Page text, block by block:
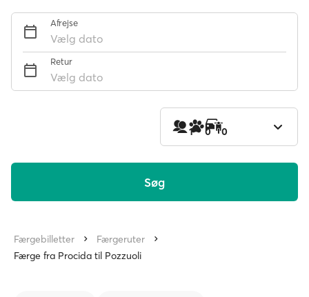
Afrejse
Vælg dato
Retur
Vælg dato
1 0 0
Søg
Færgebilletter
Færgeruter
Færge fra Procida til Pozzuoli